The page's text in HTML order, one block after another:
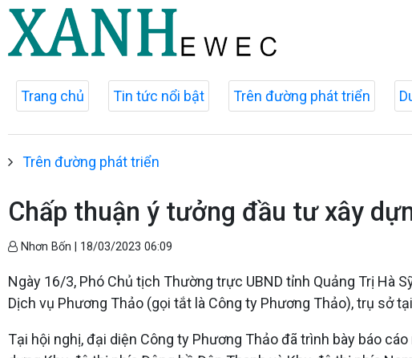
Trang chủ Tin tức nổi bật Trên đường phát triển
Trên đường phát triển
Chấp thuận ý tưởng đầu tư xây
Nhơn Bốn | 18/03/2023 06:09
Ngày 16/3, Phó Chủ tịch Thường trực UBND tỉnh Quảng Trị Hà
Dịch vụ Phương Thảo (gọi tắt là Công ty Phương Thảo), trụ sở
Tại hội nghị, đại diện Công ty Phương Thảo đã trình bày báo